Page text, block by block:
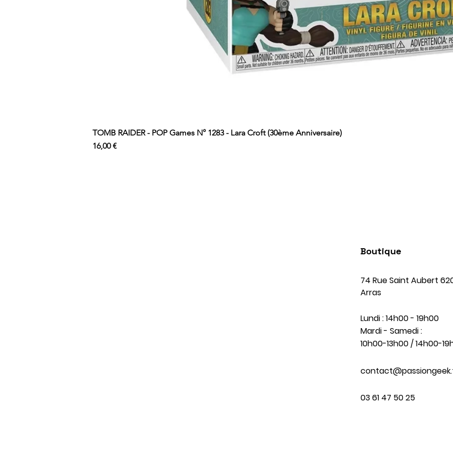
TOMB RAIDER - POP Games N° 1283 - Lara Croft (30ème Anniversaire)
Prix
16,00 €
Boutique
74 Rue Saint Aubert
Arras
Lundi : 14h00 - 19h00
Mardi - Samedi :
10h00-13h00 / 14h00-
03 61 47 50 25